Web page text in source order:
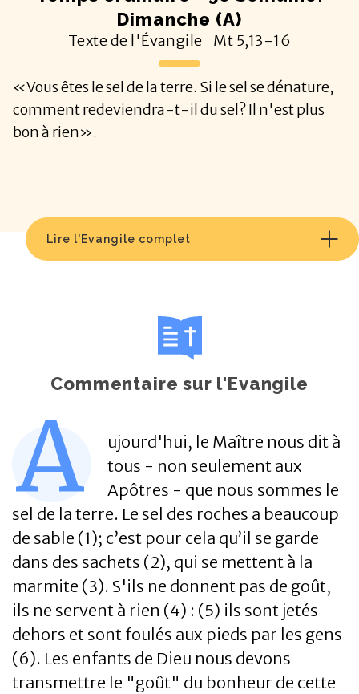
Dimanche (A)
Texte de l'Évangile Mt 5,13-16
«Vous êtes le sel de la terre. Si le sel se dénature,
comment redeviendra-t-il du sel? Il n'est plus
bon à rien».
Lire l'Evangile complet
Commentaire sur l'Evangile
A
ujourd'hui, le Maître nous dit à
tous - non seulement aux
Apôtres - que nous sommes le
sel de la terre. Le sel des roches a beaucoup
de sable (1); c’est pour cela qu’il se garde
dans des sachets (2), qui se mettent à la
marmite (3). S'ils ne donnent pas de goût,
ils ne servent à rien (4) : (5) ils sont jetés
dehors et sont foulés aux pieds par les gens
(6). Les enfants de Dieu nous devons
transmettre le "goût" du bonheur de cette